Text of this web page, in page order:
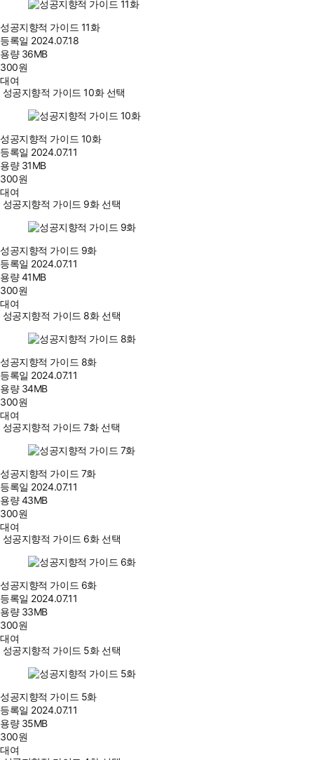
성공지향적 가이드 11화
등록일 2024.07.18
용량 36MB
300원
대여
성공지향적 가이드 10화 선택
성공지향적 가이드 10화
등록일 2024.07.11
용량 31MB
300원
대여
성공지향적 가이드 9화 선택
성공지향적 가이드 9화
등록일 2024.07.11
용량41MB
300원
대여
성공지향적 가이드 8화 선택
성공지향적 가이드 8화
등록일 2024.07.11
용량 34MB
300원
대여
성공지향적 가이드 7화 선택
성공지향적 가이드 7화
등록일 2024.07.11
용량43MB
300원
대여
성공지향적 가이드 6화 선택
성공지향적 가이드 6화
등록일 2024.07.11
용량 33MB
300원
대여
성공지향적 가이드 5화 선택
성공지향적 가이드 5화
등록일 2024.07.11
용량 35MB
300원
대여